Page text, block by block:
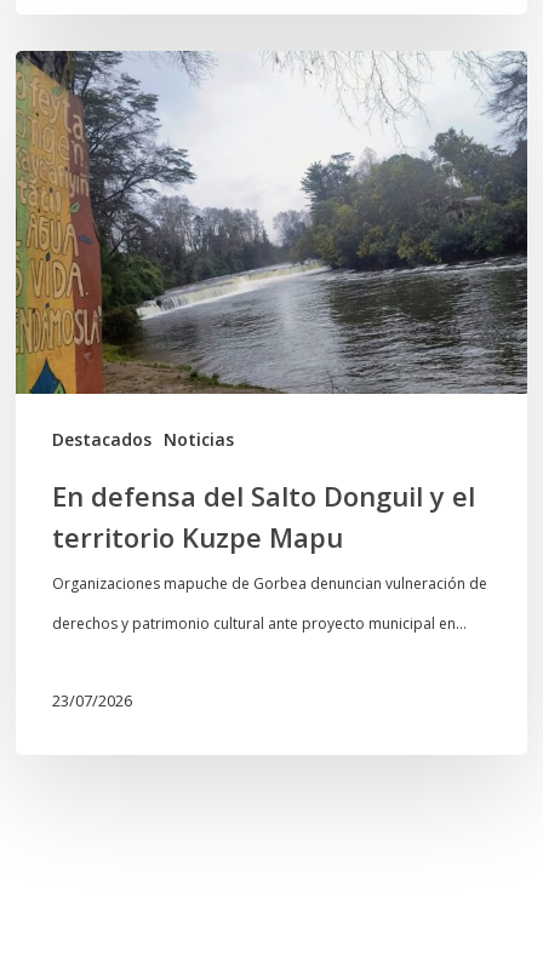
Destacados Noticias
En
defensa
del
Salto
Donguil
y
el
territorio
Kuzpe
Mapu
En defensa del Salto Donguil y el
territorio Kuzpe Mapu
Organizaciones mapuche de Gorbea denuncian vulneración de
derechos y patrimonio cultural ante proyecto municipal en…
23/07/2026